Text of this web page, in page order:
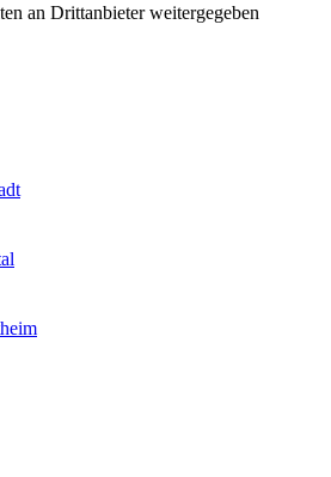
an Drittanbieter weitergegeben